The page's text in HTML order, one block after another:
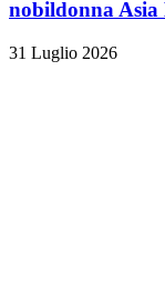
nobildonna Asia
31 Luglio 2026